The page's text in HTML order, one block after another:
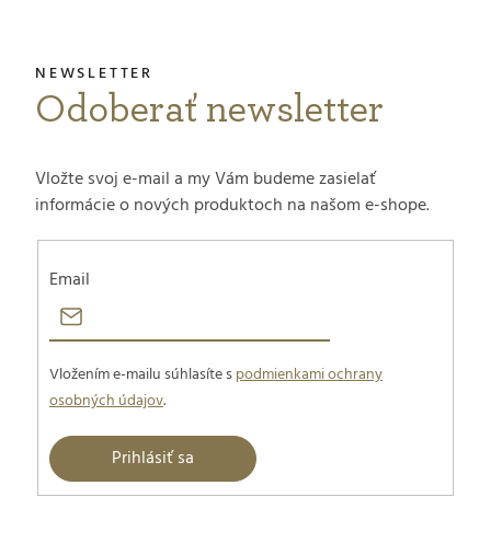
Odoberať newsletter
Vložte svoj e-mail a my Vám budeme zasielať
informácie o nových produktoch na našom e-shope.
Email
Vložením e-mailu súhlasíte spodmienkami ochrany
osobných údajov.
Prihlásiť sa